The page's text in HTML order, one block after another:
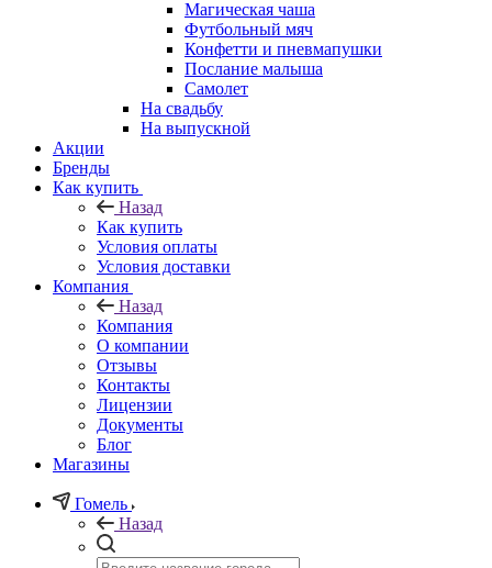
Магическая чаша
Футбольный мяч
Конфетти и пневмапушки
Послание малыша
Самолет
На свадьбу
На выпускной
Акции
Бренды
Как купить
Назад
Как купить
Условия оплаты
Условия доставки
Компания
Назад
Компания
О компании
Отзывы
Контакты
Лицензии
Документы
Блог
Магазины
Гомель
Назад